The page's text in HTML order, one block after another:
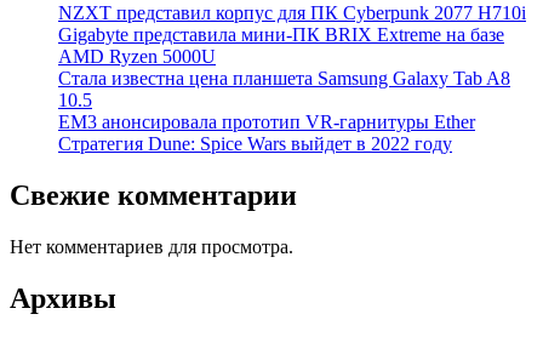
NZXT представил корпус для ПК Cyberpunk 2077 H710i
Gigabyte представила мини-ПК BRIX Extreme на базе
AMD Ryzen 5000U
Стала известна цена планшета Samsung Galaxy Tab A8
10.5
EM3 анонсировала прототип VR-гарнитуры Ether
Стратегия Dune: Spice Wars выйдет в 2022 году
Свежие комментарии
Нет комментариев для просмотра.
Архивы